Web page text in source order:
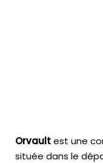
Orvaultest une
située dans le